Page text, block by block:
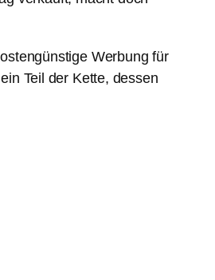
Werbung für
Teil der Kette, dessen